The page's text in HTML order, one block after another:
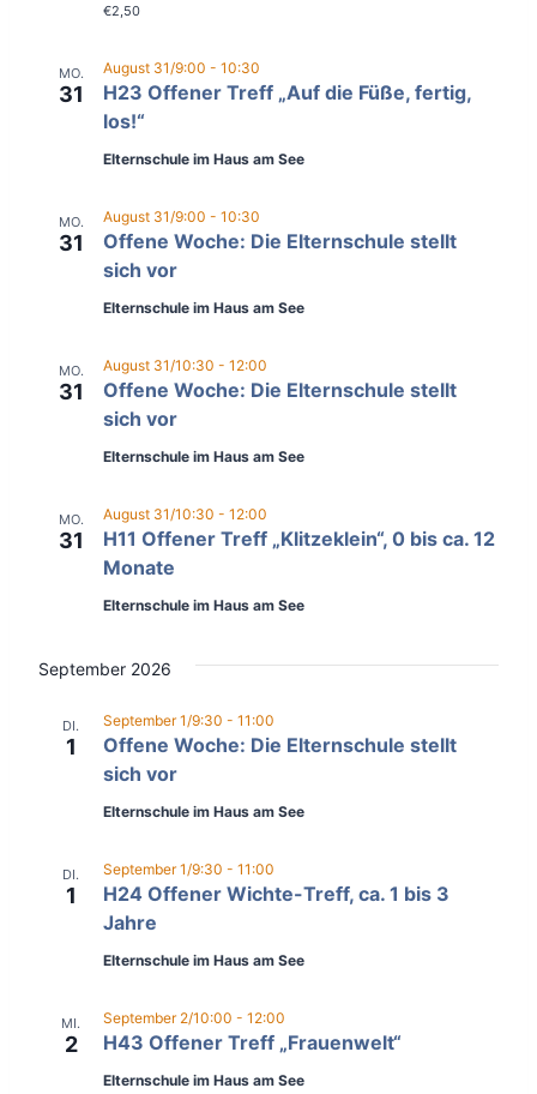
€2,50
MO.
31
H23 Offener Treff „Auf die Füße, fertig,
los!“
August 31/9:00 - 10:30
Elternschule im Haus am See
MO.
31
Offene Woche: Die Elternschule stellt
sich vor
August 31/9:00 - 10:30
Elternschule im Haus am See
MO.
31
Offene Woche: Die Elternschule stellt
sich vor
August 31/10:30 - 12:00
Elternschule im Haus am See
MO.
31
H11 Offener Treff „Klitzeklein“, 0 bis ca. 12
Monate
August 31/10:30 - 12:00
Elternschule im Haus am See
September 2026
DI.
1
Offene Woche: Die Elternschule stellt
sich vor
September 1/9:30 - 11:00
Elternschule im Haus am See
DI.
1
H24 Offener Wichte-Treff, ca. 1 bis 3
Jahre
September 1/9:30 - 11:00
Elternschule im Haus am See
MI.
2 H43 Offener Treff „Frauenwelt“
September 2/10:00 - 12:00
Elternschule im Haus am See